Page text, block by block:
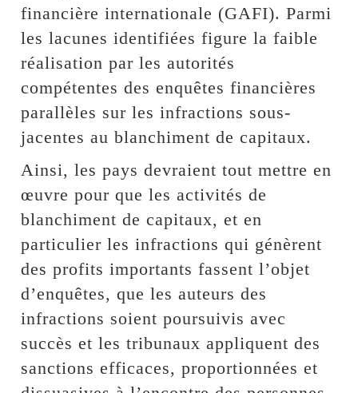
financière internationale (GAFI). Parmi
les lacunes identifiées figure la faible
réalisation par les autorités
compétentes des enquêtes financières
parallèles sur les infractions sous-
jacentes au blanchiment de capitaux.
Ainsi, les pays devraient tout mettre en
œuvre pour que les activités de
blanchiment de capitaux, et en
particulier les infractions qui génèrent
des profits importants fassent l’objet
d’enquêtes, que les auteurs des
infractions soient poursuivis avec
succès et les tribunaux appliquent des
sanctions efficaces, proportionnées et